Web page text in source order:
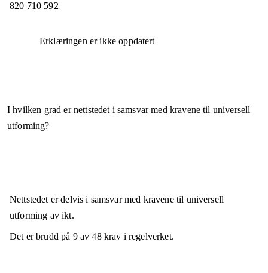
820 710 592
Erklæringen er ikke oppdatert
I hvilken grad er nettstedet i samsvar med kravene til universell
utforming?
Nettstedet erdelvis i samsvarmed kravene til universell
utforming av ikt.
Det er brudd på 9av48krav i regelverket.